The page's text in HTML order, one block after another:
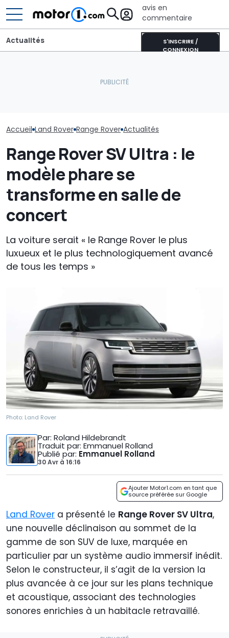
avis en
commentaire
S'INSCRIRE /
CONNEXION
Actualités
Accueil Land Rover Range Rover Actualités
Range Rover SV Ultra : le
modèle phare se
transforme en salle de
concert
La voiture serait « le Range Rover le plus
luxueux et le plus technologiquement avancé
de tous les temps »
Photo: Land Rover
Par: Roland Hildebrandt
Traduit par: Emmanuel Rolland
Publié par: Emmanuel Rolland
30 Avr à 16:16
Ajouter Motor1.com en tant que
source préférée sur Google
Land Rover a présenté le Range Rover SV Ultra,
une nouvelle déclinaison au sommet de la
gamme de son SUV de luxe, marquée en
particulier par un système audio immersif inédit.
Selon le constructeur, il s’agit de la version la
plus avancée à ce jour sur les plans technique
et acoustique, associant des technologies
sonores enrichies à un habitacle retravaillé.